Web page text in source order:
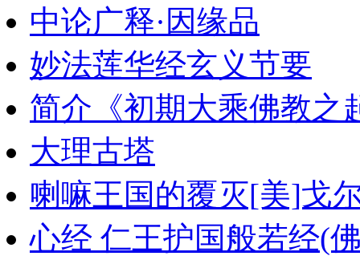
中论广释·因缘品
妙法莲华经玄义节要
简介《初期大乘佛教之
大理古塔
喇嘛王国的覆灭[美]戈
心经 仁王护国般若经(